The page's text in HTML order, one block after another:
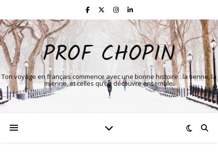
PROF CHOPIN
Ton voyage en français commence avec une bonne histoire : la tienne, la
mienne, et celles qu’on découvre ensemble.